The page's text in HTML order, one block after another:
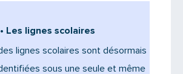
• Les lignes scolaires
lignes scolaires sont désormais
sous une seule et même